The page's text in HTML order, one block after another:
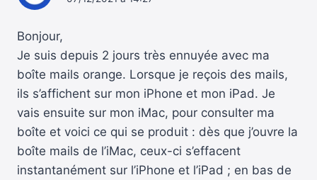
Bonjour,
Je suis depuis 2 jours très ennuyée avec ma
boîte mails orange. Lorsque je reçois des mails,
ils s’affichent sur mon iPhone et mon iPad. Je
vais ensuite sur mon iMac, pour consulter ma
boîte et voici ce qui se produit : dès que j’ouvre la
boîte mails de l’iMac, ceux-ci s’effacent
instantanément sur l’iPhone et l’iPad ; en bas de